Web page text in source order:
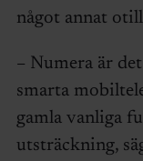
något annat
– Numera är
smarta
gamla vanliga
utsträckning,